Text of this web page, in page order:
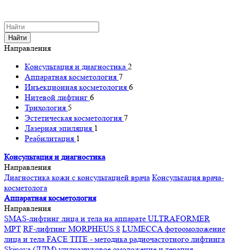
Найти
Направления
Консультация и диагностика 2
Аппаратная косметология 7
Инъекционная косметология 6
Нитевой лифтинг 6
Трихология 5
Эстетическая косметология 7
Лазерная эпиляция 1
Реабилитация 1
Консультация и диагностика
Направления
Диагностика кожи с консультацией врача Консультация врача-
косметолога
Аппаратная косметология
Направления
SMAS-лифтинг лица и тела на аппарате ULTRAFORMER
MPT RF-лифтинг MORPHEUS 8 LUMECCA фотоомоложение
лица и тела FACE TITE - методика радиочастотного лифтинга